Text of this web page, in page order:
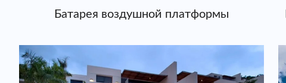
Батарея воздушной платформы